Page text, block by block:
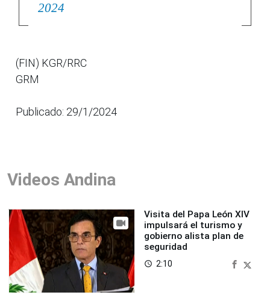
2024
(FIN) KGR/RRC
GRM
Publicado: 29/1/2024
Videos Andina
Visita del Papa León XIV
impulsará el turismo y
gobierno alista plan de
seguridad
access_time 2:10